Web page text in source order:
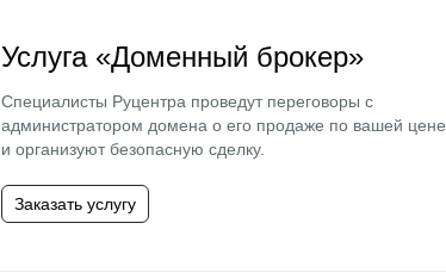
Услуга «Доменный брокер»
Специалисты Руцентра проведут переговоры с
администратором домена о его продаже по вашей цене
и организуют безопасную сделку.
Заказать услугу